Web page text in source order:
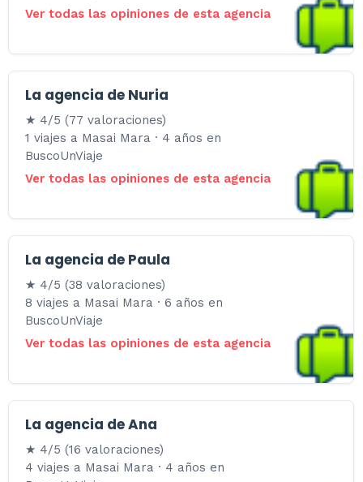
Ver todas las opiniones de esta agencia
La agencia de Nuria
★ 4/5 (77 valoraciones)
1 viajes a Masai Mara · 4 años en
BuscoUnViaje
Ver todas las opiniones de esta agencia
La agencia de Paula
★ 4/5 (38 valoraciones)
8 viajes a Masai Mara · 6 años en
BuscoUnViaje
Ver todas las opiniones de esta agencia
La agencia de Ana
★ 4/5 (16 valoraciones)
4 viajes a Masai Mara · 4 años en